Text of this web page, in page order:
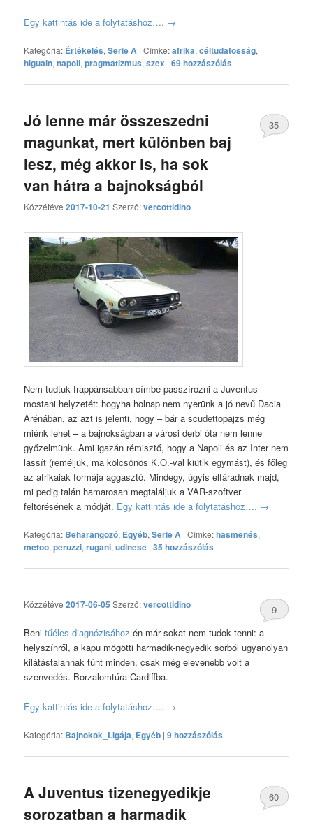
Egy kattintás ide a folytatáshoz…. →
Kategória: Értékelés,Serie A |Címke:afrika,céltudatosság,
higuain,napoli,pragmatizmus,szex |69 hozzászólás
Jó lenne már összeszedni
magunkat, mert különben baj
lesz, még akkor is, ha sok
van hátra a bajnokságból
Közzétéve2017-10-21 Szerző:vercottidino
35
Nem tudtuk frappánsabban címbe passzírozni a Juventus
mostani helyzetét: hogyha holnap nem nyerünk a jó nevű Dacia
Arénában, az azt is jelenti, hogy – bár a scudettopajzs még
miénk lehet – a bajnokságban a városi derbi óta nem lenne
győzelmünk. Ami igazán rémisztő, hogy a Napoli és az Inter nem
lassít (reméljük, ma kölcsönös K.O.-val kiütik egymást), és főleg
az afrikaiak formája aggasztó. Mindegy, úgyis elfáradnak majd,
mi pedig talán hamarosan megtaláljuk a VAR-szoftver
feltörésének a módját. Egy kattintás ide a folytatáshoz…. →
Kategória: Beharangozó, Egyéb,Serie A |Címke:hasmenés,
metoo,peruzzi,rugani,udinese |35 hozzászólás
Közzétéve2017-06-05 Szerző:vercottidino
9
hozzászólás
Benitűéles diagnózisához én már sokat nem tudok tenni: a
helyszínről, a kapu mögötti harmadik-negyedik sorból ugyanolyan
kilátástalannak tűnt minden, csak még elevenebb volt a
szenvedés. Borzalomtúra Cardiffba.
Egy kattintás ide a folytatáshoz…. →
Kategória: Bajnokok_Ligája, Egyéb |9 hozzászólás
A Juventus tizenegyedikje
sorozatban a harmadik
60